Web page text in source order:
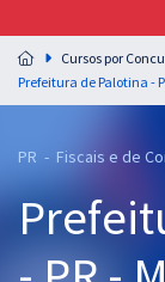
Residências
Preparação
residências em
Cursos 20% OFF
Cursos por
PR - Fiscais e de